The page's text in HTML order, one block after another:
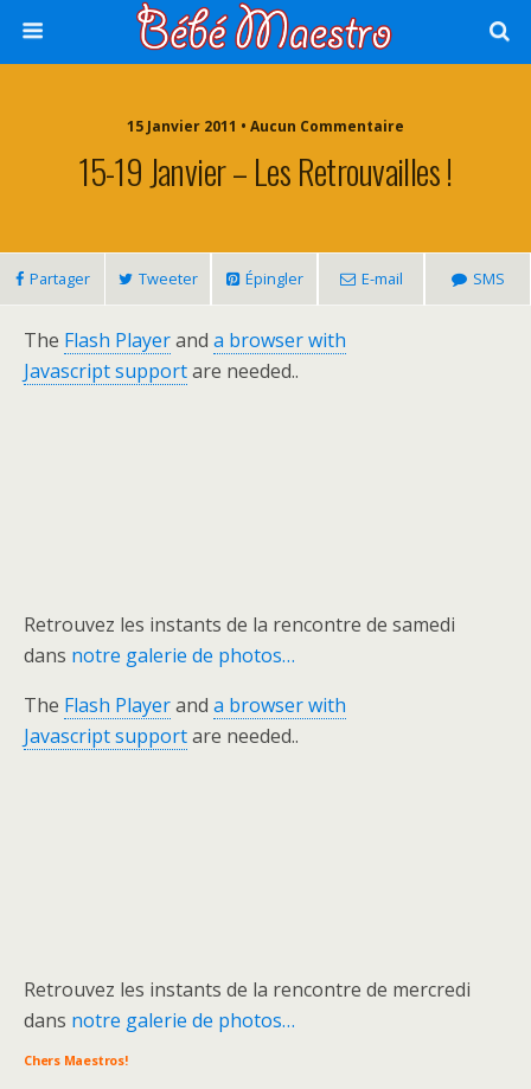
15 Janvier 2011 • Aucun Commentaire
15-19 Janvier – Les Retrouvailles !
Partager Tweeter Épingler E-mail SMS
The Flash Playerand a browser with
Javascript supportare needed..
Retrouvez les instants de la rencontre de samedi
dans notre galerie de photos…
The Flash Playerand a browser with
Javascript supportare needed..
Retrouvez les instants de la rencontre de mercredi
dans notre galerie de photos…
Chers Maestros!